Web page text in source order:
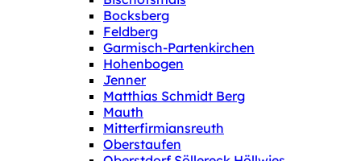
Bocksberg
Feldberg
Garmisch-Partenkirchen
Hohenbogen
Jenner
Matthias Schmidt Berg
Mauth
Mitterfirmiansreuth
Oberstaufen